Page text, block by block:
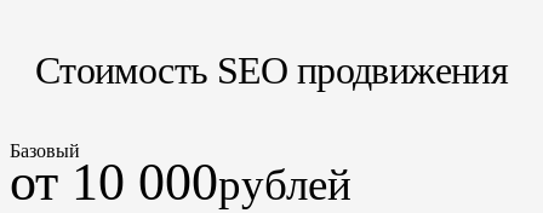
Стоимость SEO продвижения
Базовый
от 10 000рублей